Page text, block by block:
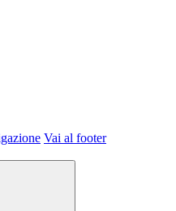
Vai al footer